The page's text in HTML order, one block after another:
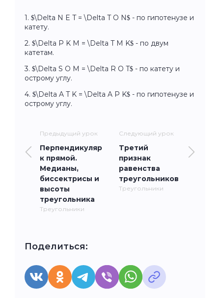
1. $\Delta N E T = \Delta T O N$ - по гипотенузе и
катету.
2. $\Delta P K M = \Delta T M K$ - по двум
катетам.
3. $\Delta S O M = \Delta R O T$ - по катету и
острому углу.
4. $\Delta A T K = \Delta A P K$ - по гипотенузе и
острому углу.
Предыдущий урок
Перпендикуляр
к прямой.
Медианы,
биссектрисы и
высоты
треугольника
Треугольники
Следующий урок
Третий
признак
равенства
треугольников
Треугольники
Поделиться: